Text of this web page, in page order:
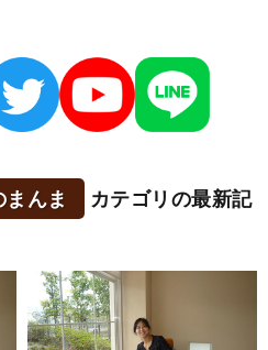
んま
カテゴリの最新記